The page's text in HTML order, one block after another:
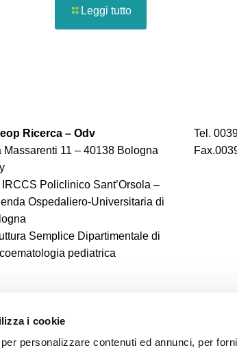
i cookie
personalizzare contenuti ed annunci, per
Leggi tutto
Ricerca – Odv
Massarenti 11 – 40138 Bologna
IRCCS Policlinico Sant’Orsola –
Ospedaliero-Universitaria di
Semplice Dipartimentale di
pediatrica
Tel.